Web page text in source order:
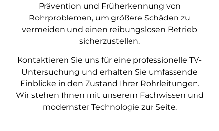
Prävention und Früherkennung von
Rohrproblemen, um größere Schäden zu
vermeiden und einen reibungslosen Betrieb
sicherzustellen.
Kontaktieren Sie uns für eine professionelle TV-
Untersuchung und erhalten Sie umfassende
Einblicke in den Zustand Ihrer Rohrleitungen.
Wir stehen Ihnen mit unserem Fachwissen und
modernster Technologie zur Seite.